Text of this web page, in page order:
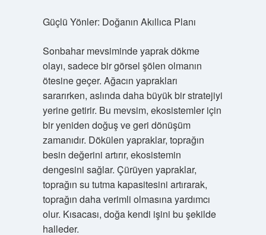
Güçlü Yönler: Doğanın Akıllıca Planı
Sonbahar mevsiminde yaprak dökme
olayı, sadece bir görsel şölen olmanın
ötesine geçer. Ağacın yaprakları
sararırken, aslında daha büyük bir stratejiyi
yerine getirir. Bu mevsim, ekosistemler için
bir yeniden doğuş ve geri dönüşüm
zamanıdır. Dökülen yapraklar, toprağın
besin değerini artırır, ekosistemin
dengesini sağlar. Çürüyen yapraklar,
toprağın su tutma kapasitesini artırarak,
toprağın daha verimli olmasına yardımcı
olur. Kısacası, doğa kendi işini bu şekilde
halleder.